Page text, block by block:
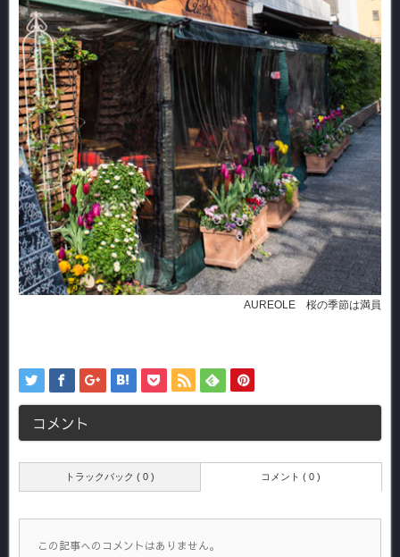
AUREOLE 桜の季節は満員
コメント
トラックバック ( 0 ) コメント ( 0 )
この記事へのコメントはありません。